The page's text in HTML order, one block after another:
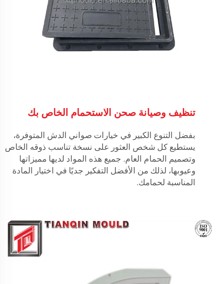
تنظيف وصيانة صحن الاستحمام الخاص بك
بفضل التنوع الكبير في خيارات صواني الدش المتوفرة،
يستطيع كل شخص العثور على نسخة تناسب ذوقه الخاص
وتصميم الحمام العام. جميع هذه المواد لديها مميزاتها
وعيوبها، لذلك من الأفضل التفكير جديًا في اختيار المادة
المناسبة لحمامك.